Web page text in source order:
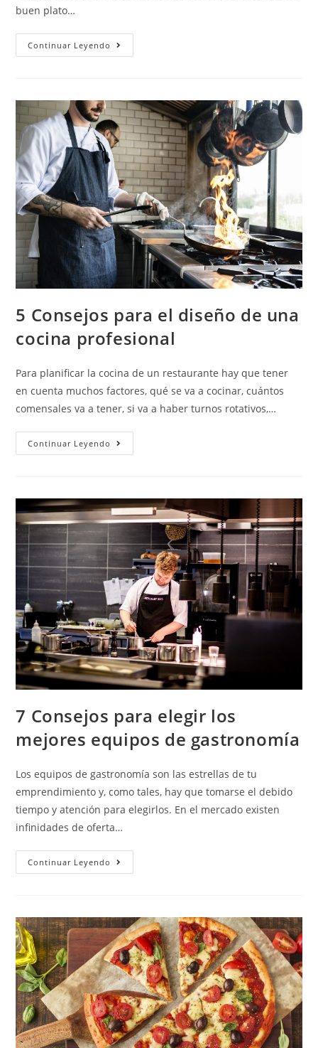
buen plato…
Continuar Leyendo
5 Consejos para el diseño de una
cocina profesional
Para planificar la cocina de un restaurante hay que tener
en cuenta muchos factores, qué se va a cocinar, cuántos
comensales va a tener, si va a haber turnos rotativos,…
Continuar Leyendo
7 Consejos para elegir los
mejores equipos de gastronomía
Los equipos de gastronomía son las estrellas de tu
emprendimiento y, como tales, hay que tomarse el debido
tiempo y atención para elegirlos. En el mercado existen
infinidades de oferta…
Continuar Leyendo